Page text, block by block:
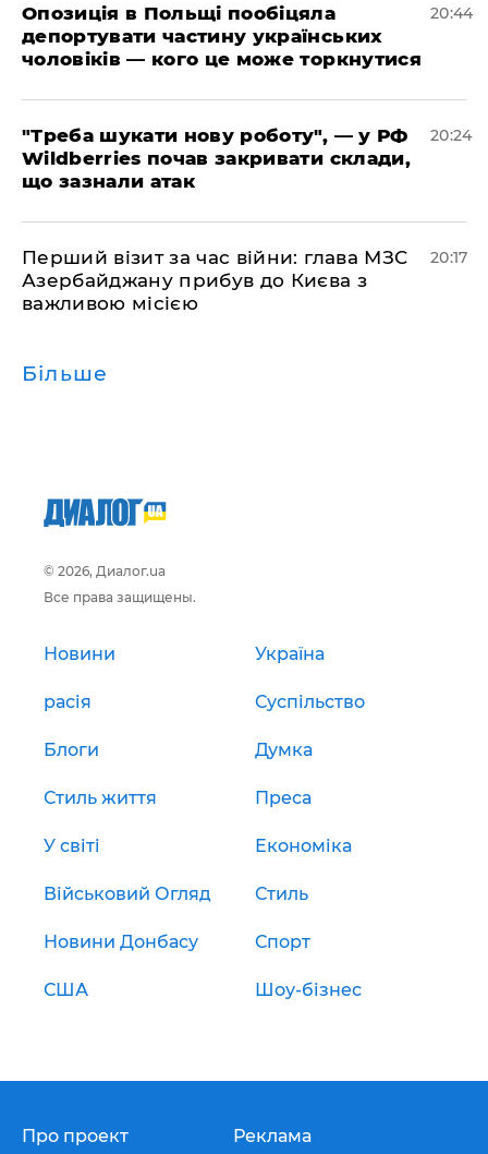
​Опозиція в Польщі пообіцяла
депортувати частину українських
чоловіків — кого це може торкнутися
20:44
​"Треба шукати нову роботу", — у РФ
Wildberries почав закривати склади,
що зазнали атак
20:24
​Перший візит за час війни: глава МЗС
Азербайджану прибув до Києва з
важливою місією
20:17
Більше
© 2026, Диалог.ua
Все права защищены.
Новини Україна
расія Суспільство
Блоги Думка
Стиль життя Преса
У світі Економіка
Військовий Огляд Стиль
Новини Донбасу Спорт
США Шоу-бізнес
Про проект Реклама